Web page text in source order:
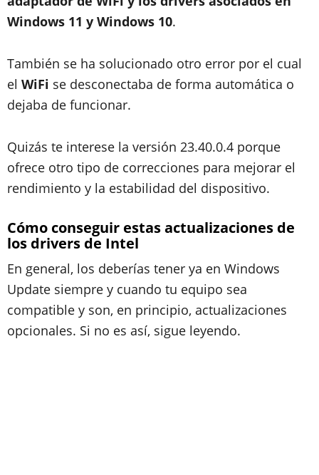
Windows 11 y Windows 10.
También se ha solucionado otro error por el cual
el WiFi se desconectaba de forma automática o
dejaba de funcionar.
Quizás te interese la versión 23.40.0.4 porque
ofrece otro tipo de correcciones para mejorar el
rendimiento y la estabilidad del dispositivo.
Cómo conseguir estas actualizaciones de
los drivers de Intel
En general, los deberías tener ya en Windows
Update siempre y cuando tu equipo sea
compatible y son, en principio, actualizaciones
opcionales. Si no es así, sigue leyendo.